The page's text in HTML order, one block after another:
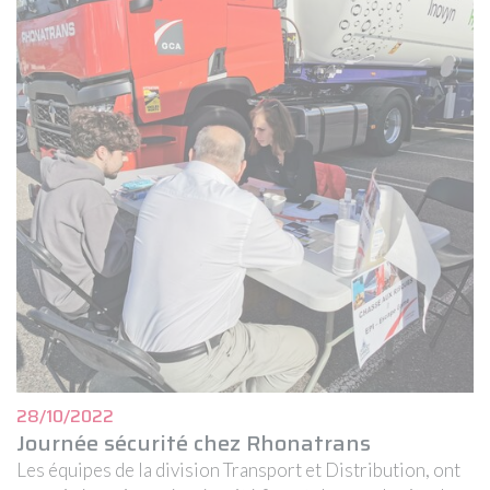
28/10/2022
Journée sécurité chez Rhonatrans
Les équipes de la division Transport et Distribution, ont